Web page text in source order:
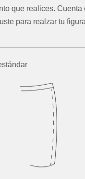
que realices. Cuenta
para realzar tu